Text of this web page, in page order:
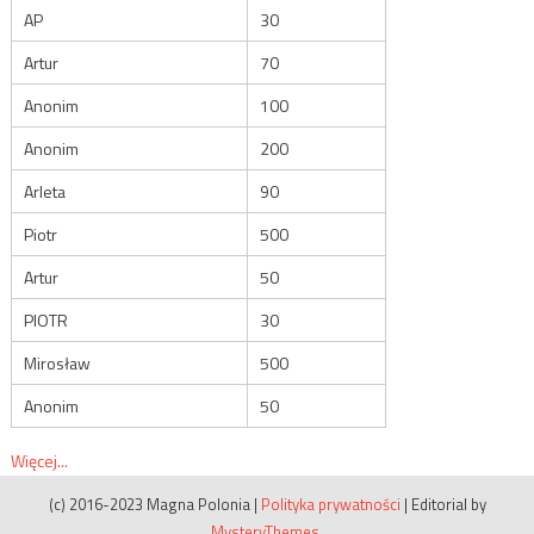
AP
30
Artur
70
Anonim
100
Anonim
200
Arleta
90
Piotr
500
Artur
50
PIOTR
30
Mirosław
500
Anonim
50
Więcej...
(c) 2016-2023 Magna Polonia | Polityka prywatności | Editorial by